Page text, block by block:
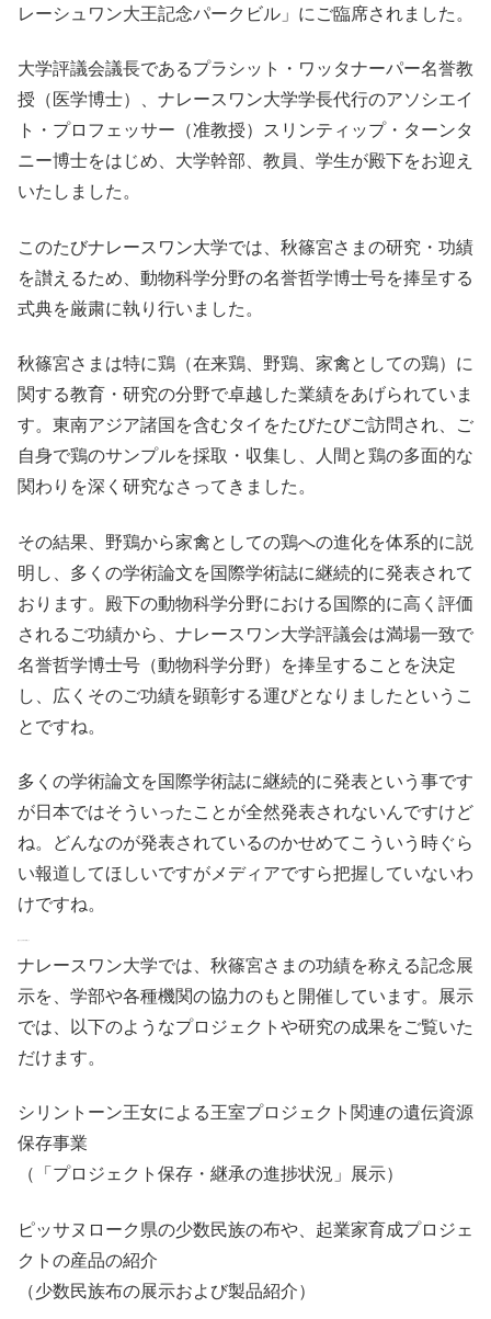
レーシュワン大王記念パークビル」にご臨席されました。
大学評議会議長であるプラシット・ワッタナーパー名誉教
授（医学博士）、ナレースワン大学学長代行のアソシエイ
ト・プロフェッサー（准教授）スリンティップ・ターンタ
ニー博士をはじめ、大学幹部、教員、学生が殿下をお迎え
いたしました。
このたびナレースワン大学では、秋篠宮さまの研究・功績
を讃えるため、動物科学分野の名誉哲学博士号を捧呈する
式典を厳粛に執り行いました。
秋篠宮さまは特に鶏（在来鶏、野鶏、家禽としての鶏）に
関する教育・研究の分野で卓越した業績をあげられていま
す。東南アジア諸国を含むタイをたびたびご訪問され、ご
自身で鶏のサンプルを採取・収集し、人間と鶏の多面的な
関わりを深く研究なさってきました。
その結果、野鶏から家禽としての鶏への進化を体系的に説
明し、多くの学術論文を国際学術誌に継続的に発表されて
おります。殿下の動物科学分野における国際的に高く評価
されるご功績から、ナレースワン大学評議会は満場一致で
名誉哲学博士号（動物科学分野）を捧呈することを決定
し、広くそのご功績を顕彰する運びとなりましたというこ
とですね。
多くの学術論文を国際学術誌に継続的に発表という事です
が日本ではそういったことが全然発表されないんですけど
ね。どんなのが発表されているのかせめてこういう時ぐら
い報道してほしいですがメディアですら把握していないわ
けですね。
ナレースワン大学では、秋篠宮さまの功績を称える記念展
示を、学部や各種機関の協力のもと開催しています。展示
では、以下のようなプロジェクトや研究の成果をご覧いた
だけます。
シリントーン王女による王室プロジェクト関連の遺伝資源
保存事業
（「プロジェクト保存・継承の進捗状況」展示）
ピッサヌローク県の少数民族の布や、起業家育成プロジェ
クトの産品の紹介
（少数民族布の展示および製品紹介）